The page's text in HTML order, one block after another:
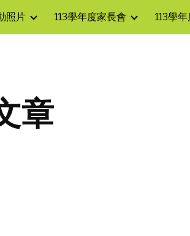
Skip to navigation
照片 113學年度家長會 113學
章